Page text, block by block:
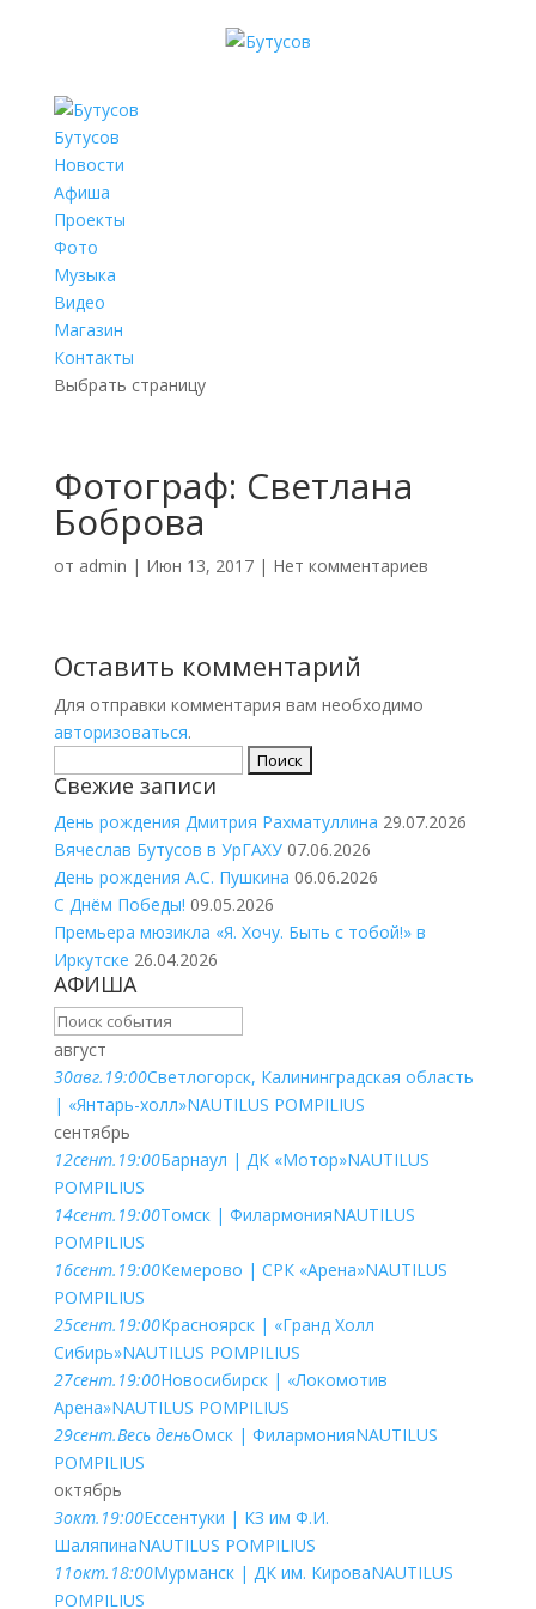
Бутусов
Новости
Афиша
Проекты
Фото
Музыка
Видео
Магазин
Контакты
Выбрать страницу
Фотограф: Светлана
Боброва
от admin | Июн 13, 2017| Нет комментариев
Оставить комментарий
Для отправки комментария вам необходимо
авторизоваться.
Свежие записи
День рождения Дмитрия Рахматуллина 29.07.2026
Вячеслав Бутусов в УрГАХУ 07.06.2026
День рождения А.С. Пушкина 06.06.2026
С Днём Победы! 09.05.2026
Премьера мюзикла «Я. Хочу. Быть с тобой!» в
Иркутске 26.04.2026
АФИША
август
30авг. 19:00Светлогорск, Калининградская область
| «Янтарь-холл»NAUTILUS POMPILIUS
сентябрь
12сент. 19:00Барнаул | ДК «Мотор»NAUTILUS
POMPILIUS
14сент. 19:00Томск | ФилармонияNAUTILUS
POMPILIUS
16сент. 19:00Кемерово | СРК «Арена»NAUTILUS
POMPILIUS
25сент. 19:00Красноярск | «Гранд Холл
Сибирь»NAUTILUS POMPILIUS
27сент. 19:00Новосибирск | «Локомотив
Арена»NAUTILUS POMPILIUS
29сент.Весь деньОмск | ФилармонияNAUTILUS
POMPILIUS
октябрь
3окт. 19:00Ессентуки | КЗ им Ф.И.
ШаляпинаNAUTILUS POMPILIUS
11окт. 18:00Мурманск | ДК им. КироваNAUTILUS
POMPILIUS